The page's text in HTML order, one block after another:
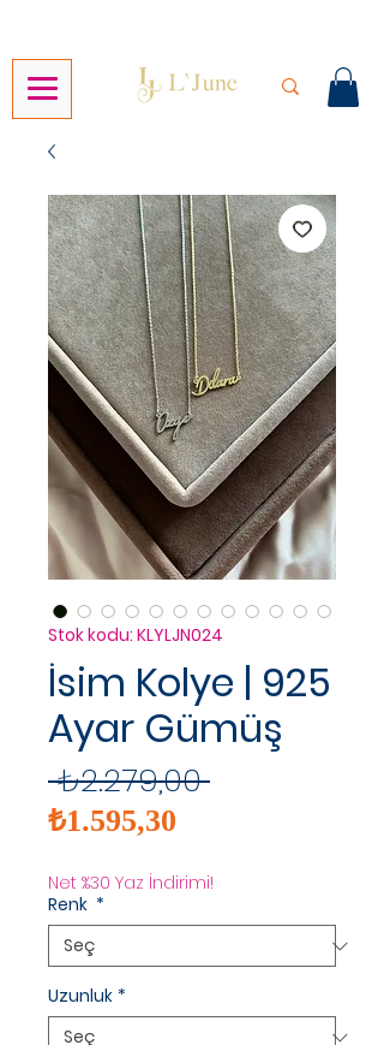
Stok kodu: KLYLJN024
İsim Kolye | 925
Ayar Gümüş
₺2.279,00 Normal
₺1.595,30
Net %30 Yaz İndirimi!
Renk *
Uzunluk *